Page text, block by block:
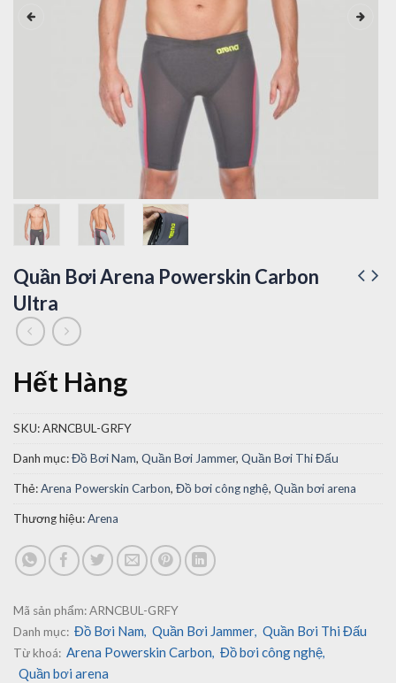
Quần Bơi Arena Powerskin Carbon
Ultra
Hết Hàng
SKU:ARNCBUL-GRFY
Danh mục:Đồ Bơi Nam, Quần Bơi Jammer, Quần Bơi Thi Đấu
Thẻ:Arena Powerskin Carbon, Đồ bơi công nghệ, Quần bơi arena
Thương hiệu:Arena
Mã sản phẩm:ARNCBUL-GRFY
Danh mục: Đồ Bơi Nam, Quần Bơi Jammer, Quần Bơi Thi Đấu
Từ khoá: Arena Powerskin Carbon, Đồ bơi công nghệ,
Quần bơi arena